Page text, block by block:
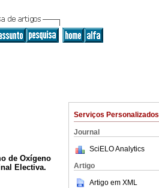
Serviços Personalizados
Journal
SciELO Analytics
Artigo
Artigo em XML
de Oxígeno
Electiva.